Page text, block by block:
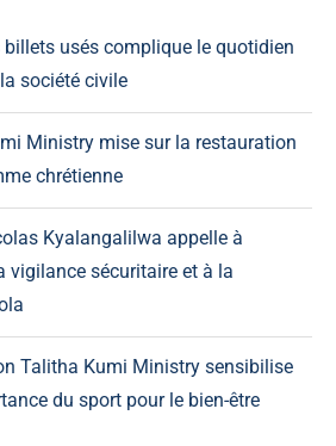
billets usés complique le quotidien
société civile
Ministry mise sur la restauration
chrétienne
Kyalangalilwa appelle à
vigilance sécuritaire et à la
Talitha Kumi Ministry sensibilise
du sport pour le bien-être